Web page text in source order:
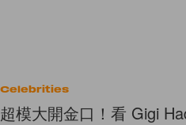
Celebrities
超模大開金口！看 Gigi